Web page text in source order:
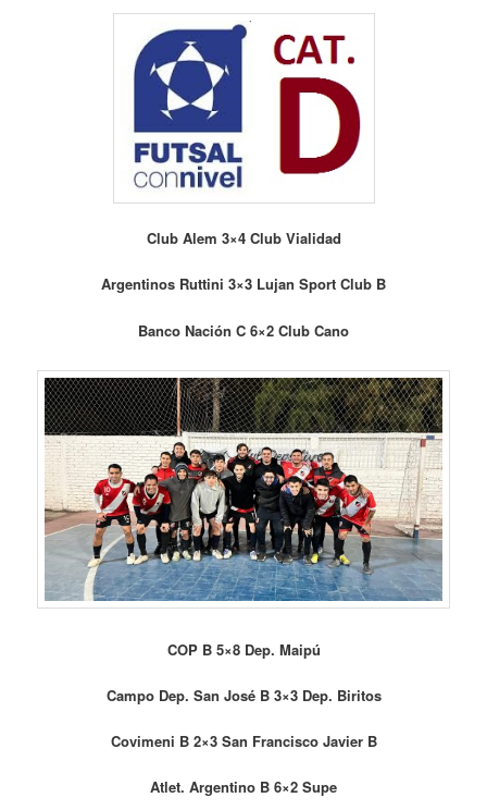
Club Alem 3×4 Club Vialidad
Argentinos Ruttini 3×3 Lujan Sport Club B
Banco Nación C 6×2 Club Cano
COP B 5×8 Dep. Maipú
Campo Dep. San José B 3×3 Dep. Biritos
Covimeni B 2×3 San Francisco Javier B
Atlet. Argentino B 6×2 Supe